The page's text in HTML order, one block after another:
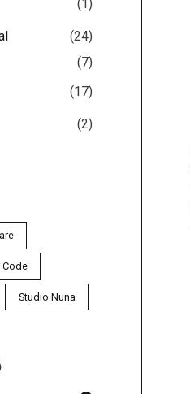
(1)
(24)
(7)
(17)
(2)
Code
Studio Nuna
n
m
o
x
m
o